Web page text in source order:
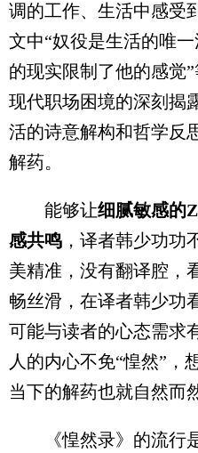
调的工作、生活中感受
文中“奴役是生活的唯
的现实限制了他的感觉
现代职场困境的深刻揭
活的诗意解构和哲学反
解药。
能够让细腻敏感的
感共鸣 ，译者韩少功功
美精准，没有翻译腔，
畅丝滑，在译者韩少功
可能与读者的心态需求
人的内心不免“惶然”，
当下的解药也就自然而
《惶然录》的流行是